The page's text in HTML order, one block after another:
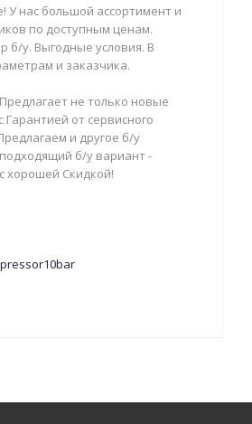
У нас большой ассортимент и
по доступным ценам.
б/у. Выгодные условия. В
и заказчика.
не только новые
от сервисного
и другое б/у
б/у вариант -
хорошей Скидкой!